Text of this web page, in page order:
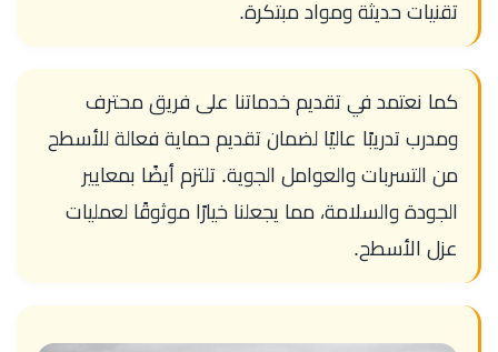
تقنيات حديثة ومواد مبتكرة.
كما نعتمد في تقديم خدماتنا على فريق محترف
ومدرب تدريبًا عاليًا لضمان تقديم حماية فعالة للأسطح
من التسربات والعوامل الجوية. تلتزم أيضًا بمعايير
الجودة والسلامة، مما يجعلنا خيارًا موثوقًا لعمليات
عزل الأسطح.